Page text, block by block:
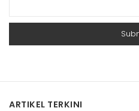
ARTIKEL TERKINI